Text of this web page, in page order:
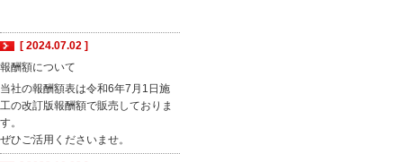
[ 2024.07.02 ]
報酬額について
当社の報酬額表は令和6年7月1日施
工の改訂版報酬額で販売しておりま
す。
ぜひご活用くださいませ。